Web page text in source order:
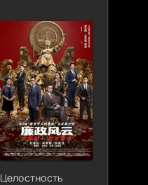
Целостность